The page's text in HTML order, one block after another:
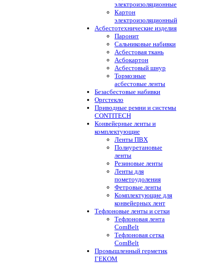
электроизоляционные
Картон
электроизоляционный
Асбестотехнические изделия
Паронит
Сальниковые набивки
Асбестовая ткань
Асбокартон
Асбестовый шнур
Тормозные
асбестовые ленты
Безасбестовые набивки
Оргстекло
Приводные ремни и системы
CONTITECH
Конвейерные ленты и
комплектующие
Ленты ПВХ
Полиуретановые
ленты
Резиновые ленты
Ленты для
пометоудоления
Фетровые ленты
Комплектующие для
конвейерных лент
Тефлоновые ленты и сетки
Тефлоновая лента
ComBelt
Тефлоновая сетка
ComBelt
Промышленный герметик
ГЕКОМ